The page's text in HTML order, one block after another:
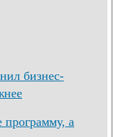
бизнес-
а